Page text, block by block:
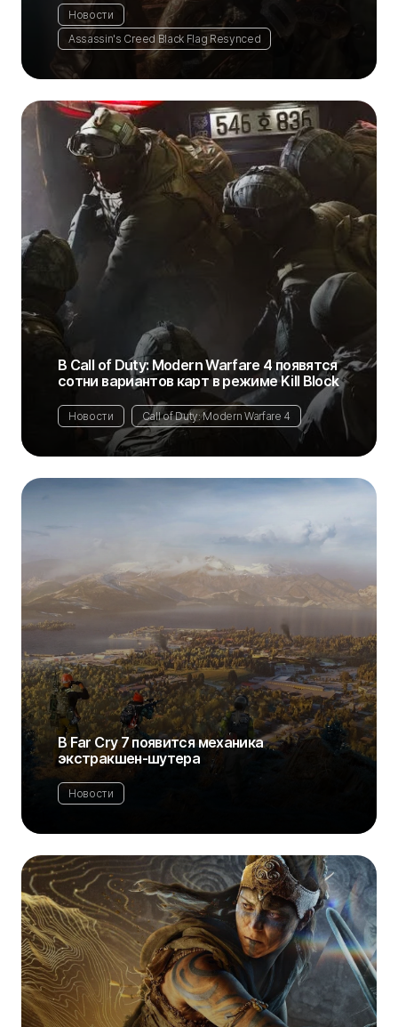
Новости
Assassin's Creed Black Flag Resynced
В Call of Duty: Modern Warfare 4 появятся
сотни вариантов карт в режиме Kill Block
Новости Call of Duty: Modern Warfare 4
В Far Cry 7 появится механика
экстракшен-шутера
Новости